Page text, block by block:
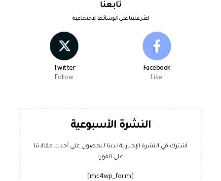
تابعنا
اعثر علينا على الوسائط الاجتماعية
Facebook
Like
Twitter
Follow
النشرة الأسبوعية
اشترك في النشرة الإخبارية لدينا للحصول على أحدث مقالاتنا
على الفور!